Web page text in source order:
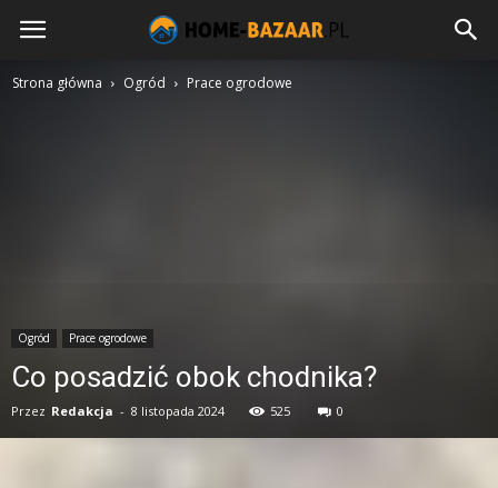
Strona główna Ogród Prace ogrodowe
Ogród Prace ogrodowe
Co posadzić obok chodnika?
Przez Redakcja - 8 listopada 2024 525 0